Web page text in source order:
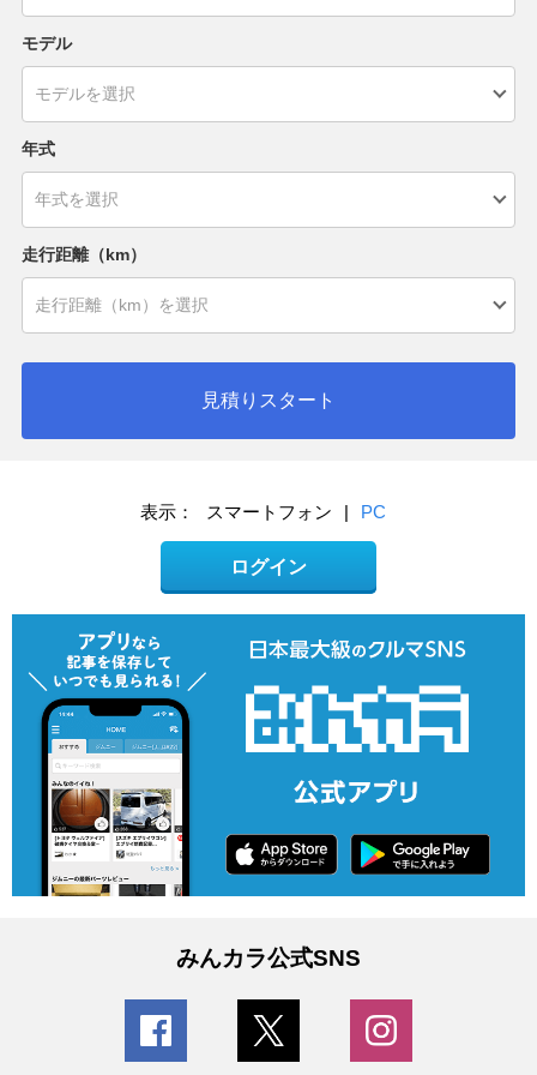
モデル
年式
走行距離（km）
見積りスタート
表示： スマートフォン | PC
ログイン
みんカラ公式SNS